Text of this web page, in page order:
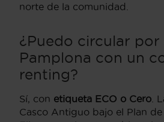
norte de la comunidad.
¿Puedo circular
Pamplona con un
renting?
Sí, con etiqueta ECO o Cero .
Casco Antiguo bajo el Plan de